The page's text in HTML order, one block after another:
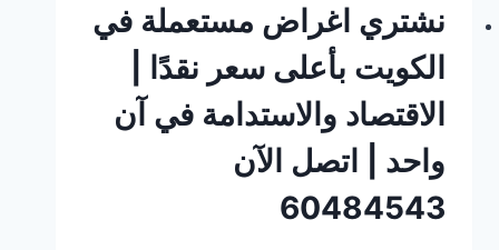
نشتري اغراض مستعملة في
الكويت بأعلى سعر نقدًا |
الاقتصاد والاستدامة في آن
واحد | اتصل الآن
60484543